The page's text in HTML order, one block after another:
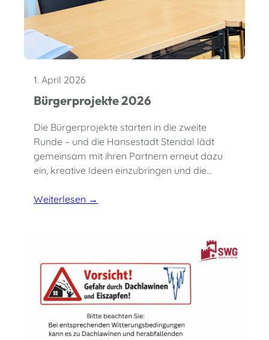
1. April 2026
Bürgerprojekte 2026
Die Bürgerprojekte starten in die zweite
Runde – und die Hansestadt Stendal lädt
gemeinsam mit ihren Partnern erneut dazu
ein, kreative Ideen einzubringen und die…
Weiterlesen →